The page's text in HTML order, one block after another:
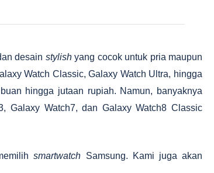
desain stylishyang cocok untuk pria maupun
Watch Classic, Galaxy Watch Ultra, hingga
hingga jutaan rupiah. Namun, banyaknya
Galaxy Watch7, dan Galaxy Watch8 Classic
smartwatch Samsung. Kami juga akan